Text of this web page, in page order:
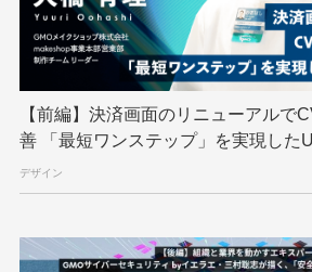
ハーネスエンジニアリング バック
ヒューマノイド ヒューマノイドロ
プログラミング教育
ブロックチェーン フロントエンド
京大ミートアップ 京都大学
【前編】決済画面のリニューアルで
善 「最短ワンステップ」を実現した
デザイン